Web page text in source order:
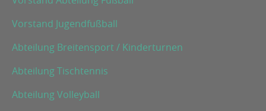
Vorstand Jugendfußball
Abteilung Breitensport / Kinderturnen
Abteilung Tischtennis
Abteilung Volleyball